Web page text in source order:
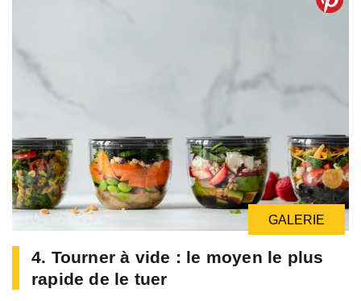
GALERIE
4. Tourner à vide : le moyen le plus
rapide de le tuer